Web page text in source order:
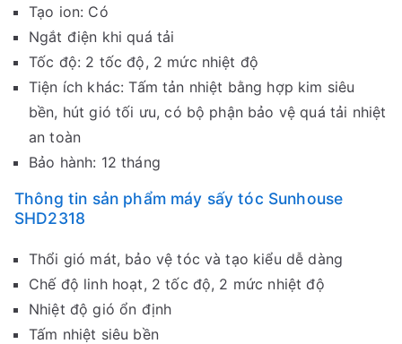
Tạo ion: Có
Ngắt điện khi quá tải
Tốc độ: 2 tốc độ, 2 mức nhiệt độ
Tiện ích khác: Tấm tản nhiệt bằng hợp kim siêu
bền, hút gió tối ưu, có bộ phận bảo vệ quá tải nhiệt
an toàn
Bảo hành: 12 tháng
Thông tin sản phẩm máy sấy tóc Sunhouse
SHD2318
Thổi gió mát, bảo vệ tóc và tạo kiểu dễ dàng
Chế độ linh hoạt, 2 tốc độ, 2 mức nhiệt độ
Nhiệt độ gió ổn định
Tấm nhiệt siêu bền